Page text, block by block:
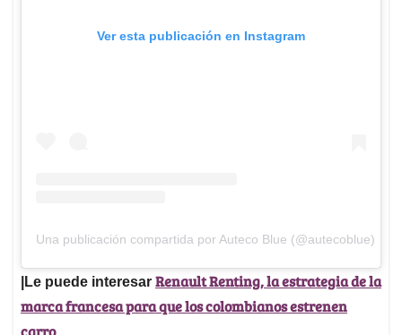
Ver esta publicación en Instagram
Una publicación compartida por Auteco Blue (@autecoblue)
|Le puede interesar Renault Renting, la estrategia de la
marca francesa para que los colombianos estrenen
carro